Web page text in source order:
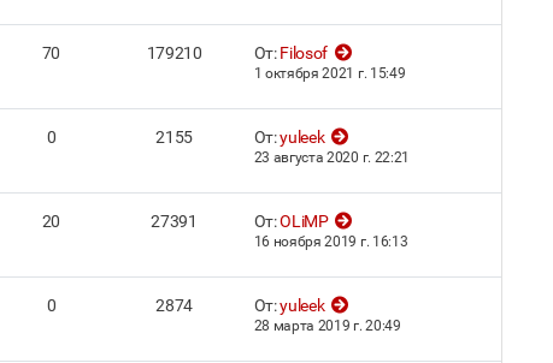
70 179210 От:Filosof
1 октября 2021 г. 15:49
0 2155 От:yuleek
23 августа 2020 г. 22:21
20 27391 От:OLiMP
16 ноября 2019 г. 16:13
0 2874 От:yuleek
28 марта 2019 г. 20:49